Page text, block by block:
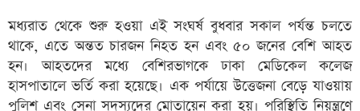
মধ্যরাত থেকে শুরু হওয়া এই সংঘর্ষ বুধবার সকাল পর্যন্ত চলতে
থাকে, এতে অন্তত চারজন নিহত হন এবং ৫০ জনের বেশি আহত
হন। আহতদের মধ্যে বেশিরভাগকে ঢাকা মেডিকেল কলেজ
হাসপাতালে ভর্তি করা হয়েছে। এক পর্যায়ে উত্তেজনা বেড়ে যাওয়ায়
পুলিশ এবং সেনা সদস্যদের মোতায়েন করা হয়। পরিস্থিতি নিয়ন্ত্রণে